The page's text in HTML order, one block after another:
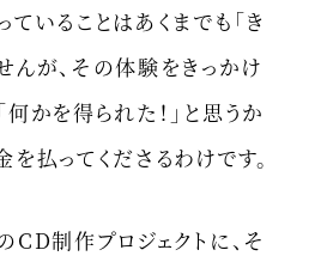
ていることはあくまでも「き
んが、その体験をきっかけ
何かを得られた！」と思うか
を払ってくださるわけです。
CD制作プロジェクトに、そ